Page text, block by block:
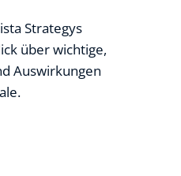
Strategys
über wichtige,
Auswirkungen